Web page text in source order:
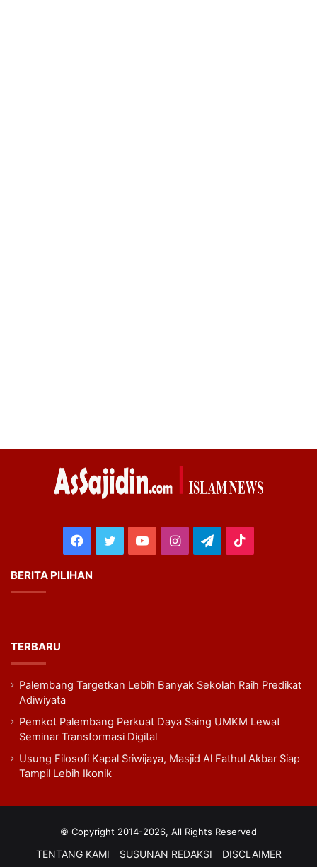
Facebook
TwitterYouTubeInstagram
Telegram
BERITA PILIHAN
TERBARU
Palembang Targetkan Lebih Banyak Sekolah Raih Predikat
Adiwiyata
Pemkot Palembang Perkuat Daya Saing UMKM Lewat
Seminar Transformasi Digital
Usung Filosofi Kapal Sriwijaya, Masjid Al Fathul Akbar Siap
Tampil Lebih Ikonik
© Copyright 2014-2026, All Rights Reserved
TENTANG KAMI SUSUNAN REDAKSI DISCLAIMER